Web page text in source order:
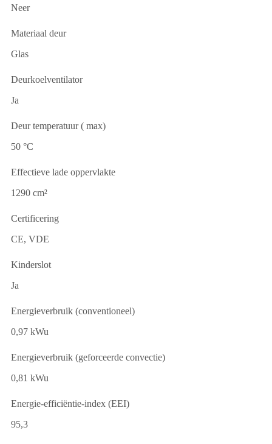
Neer
Materiaal deur
Glas
Deurkoelventilator
Ja
Deur temperatuur ( max)
50 °C
Effectieve lade oppervlakte
1290 cm²
Certificering
CE, VDE
Kinderslot
Ja
Energieverbruik (conventioneel)
0,97 kWu
Energieverbruik (geforceerde convectie)
0,81 kWu
Energie-efficiëntie-index (EEI)
95,3